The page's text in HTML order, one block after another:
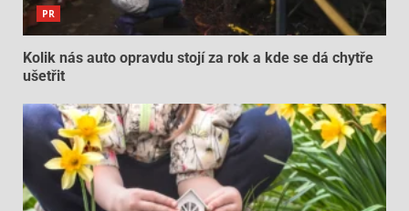
PR
Kolik nás auto opravdu stojí za rok a kde se dá chytře
ušetřit